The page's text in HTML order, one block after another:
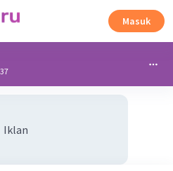
Masuk
Iklan